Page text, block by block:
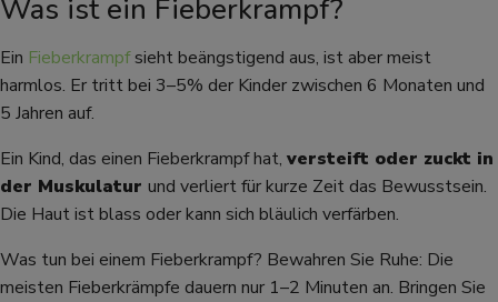
Was ist ein Fieberkrampf?
Ein Fieberkrampfsieht beängstigend aus, ist aber meist
harmlos. Er tritt bei 3–5% der Kinder zwischen 6 Monaten und
5 Jahren auf.
Ein Kind, das einen Fieberkrampf hat, versteift oder zuckt in
der Muskulatur und verliert für kurze Zeit das Bewusstsein.
Die Haut ist blass oder kann sich bläulich verfärben.
Was tun bei einem Fieberkrampf? Bewahren Sie Ruhe: Die
meisten Fieberkrämpfe dauern nur 1–2 Minuten an. Bringen Sie